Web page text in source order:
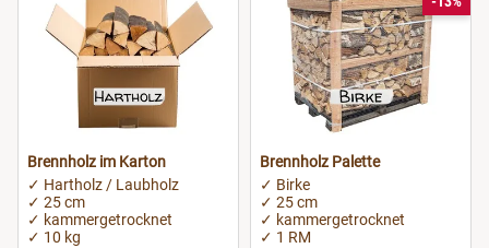
Brennholz im Karton
✓ Hartholz / Laubholz
✓ 25 cm
✓ kammergetrocknet
✓ 10 kg
Brennholz Palette
✓ Birke
✓ 25 cm
✓ kammergetrocknet
✓ 1 RM